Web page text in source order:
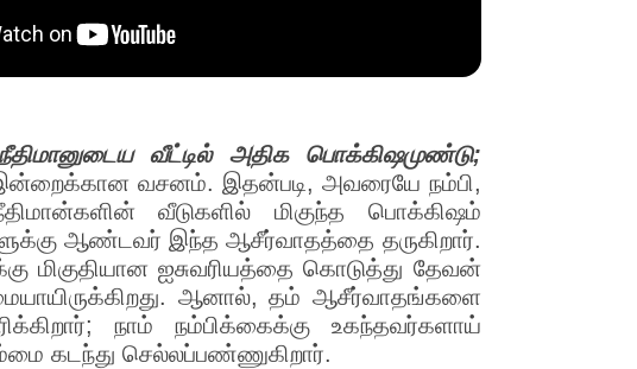
வீட்டில் அதிக பொக்கிஷமுண்டு;
வசனம். இதன்படி, அவரையே நம்பி,
வீடுகளில் மிகுந்த பொக்கிஷம்
ஆண்டவர் இந்த ஆசீர்வாதத்தை தருகிறார்.
மிகுதியான ஐசுவரியத்தை கொடுத்து தேவன்
ஆனால், தம் ஆசீர்வாதங்களை
நாம் நம்பிக்கைக்கு உகந்தவர்களாய்
கடந்து செல்லப்பண்ணுகிறார்.